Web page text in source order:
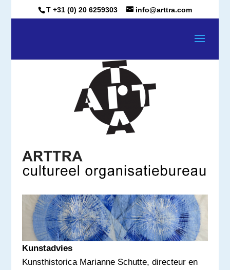
T +31 (0) 20 6259303 info@arttra.com
Kunstadvies
Kunsthistorica Marianne Schutte, directeur en